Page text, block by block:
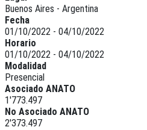
Buenos Aires - Argentina
Fecha
01/10/2022 - 04/10/2022
Horario
01/10/2022 - 04/10/2022
Modalidad
Presencial
Asociado ANATO
1'773.497
No Asociado ANATO
2'373.497